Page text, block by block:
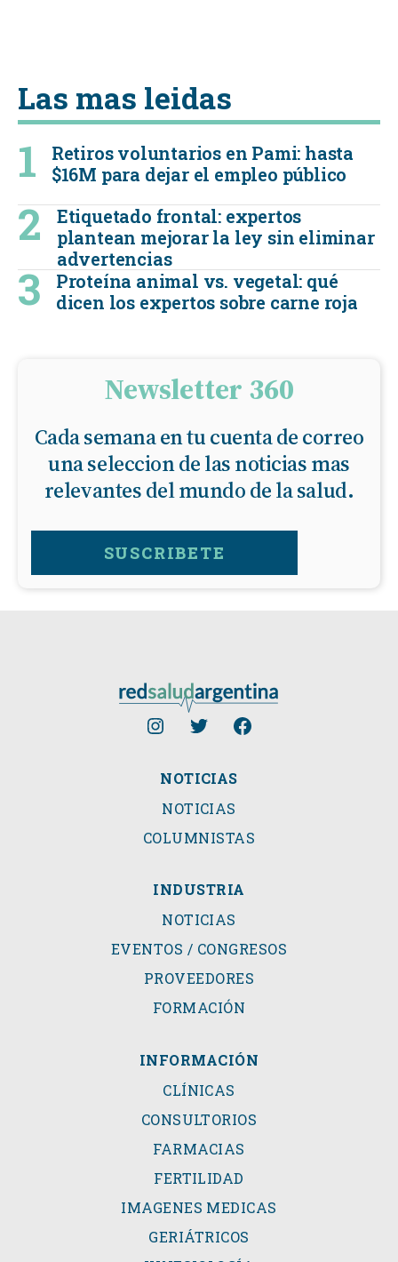
Las mas leidas
Retiros voluntarios en Pami: hasta
$16M para dejar el empleo público
Etiquetado frontal: expertos
plantean mejorar la ley sin eliminar
advertencias
Proteína animal vs. vegetal: qué
dicen los expertos sobre carne roja
Newsletter 360
Cada semana en tu cuenta de correo
una seleccion de las noticias mas
relevantes del mundo de la salud.
SUSCRIBETE
NOTICIAS
NOTICIAS
COLUMNISTAS
INDUSTRIA
NOTICIAS
EVENTOS / CONGRESOS
PROVEEDORES
FORMACIÓN
INFORMACIÓN
CLÍNICAS
CONSULTORIOS
FARMACIAS
FERTILIDAD
IMAGENES MEDICAS
GERIÁTRICOS